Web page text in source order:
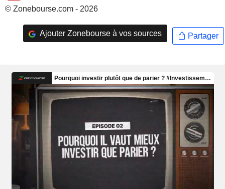
© Zonebourse.com - 2026
Ajouter Zonebourse à vos sources Partager